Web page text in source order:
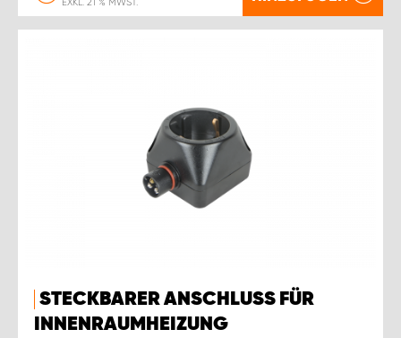
STECKBARER ANSCHLUSS FÜR
INNENRAUMHEIZUNG